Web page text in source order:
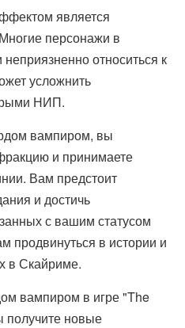
является
персонажи в
относиться к
усложнить
НИП.
вампиром, вы
и принимаете
Вам предстоит
и достичь
с вашим статусом
продвинуться в истории и
в Скайриме.
вампиром в игре "The
получите новые